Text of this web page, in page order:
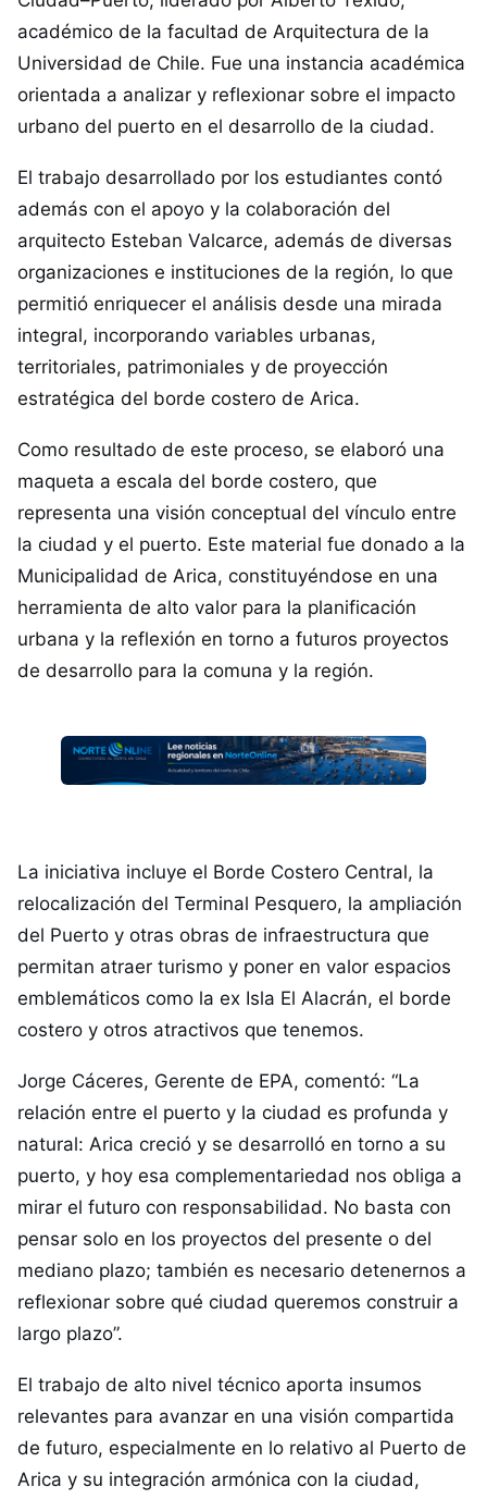
académico de la facultad de Arquitectura de la
Universidad de Chile. Fue una instancia académica
orientada a analizar y reflexionar sobre el impacto
urbano del puerto en el desarrollo de la ciudad.
El trabajo desarrollado por los estudiantes contó
además con el apoyo y la colaboración del
arquitecto Esteban Valcarce, además de diversas
organizaciones e instituciones de la región, lo que
permitió enriquecer el análisis desde una mirada
integral, incorporando variables urbanas,
territoriales, patrimoniales y de proyección
estratégica del borde costero de Arica.
Como resultado de este proceso, se elaboró una
maqueta a escala del borde costero, que
representa una visión conceptual del vínculo entre
la ciudad y el puerto. Este material fue donado a la
Municipalidad de Arica, constituyéndose en una
herramienta de alto valor para la planificación
urbana y la reflexión en torno a futuros proyectos
de desarrollo para la comuna y la región.
La iniciativa incluye el Borde Costero Central, la
relocalización del Terminal Pesquero, la ampliación
del Puerto y otras obras de infraestructura que
permitan atraer turismo y poner en valor espacios
emblemáticos como la ex Isla El Alacrán, el borde
costero y otros atractivos que tenemos.
Jorge Cáceres, Gerente de EPA, comentó: “La
relación entre el puerto y la ciudad es profunda y
natural: Arica creció y se desarrolló en torno a su
puerto, y hoy esa complementariedad nos obliga a
mirar el futuro con responsabilidad. No basta con
pensar solo en los proyectos del presente o del
mediano plazo; también es necesario detenernos a
reflexionar sobre qué ciudad queremos construir a
largo plazo”.
El trabajo de alto nivel técnico aporta insumos
relevantes para avanzar en una visión compartida
de futuro, especialmente en lo relativo al Puerto de
Arica y su integración armónica con la ciudad,